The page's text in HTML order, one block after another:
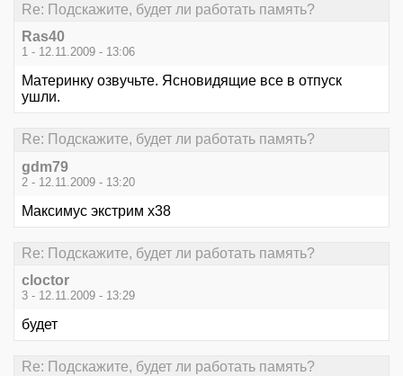
Re: Подскажите, будет ли работать память?
Ras40
1 - 12.11.2009 - 13:06
Материнку озвучьте. Ясновидящие все в отпуск
ушли.
Re: Подскажите, будет ли работать память?
gdm79
2 - 12.11.2009 - 13:20
Максимус экстрим х38
Re: Подскажите, будет ли работать память?
cloctor
3 - 12.11.2009 - 13:29
будет
Re: Подскажите, будет ли работать память?